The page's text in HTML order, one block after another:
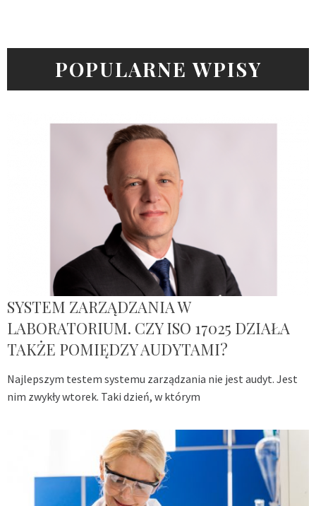
POPULARNE WPISY
SYSTEM ZARZĄDZANIA W
LABORATORIUM. CZY ISO 17025 DZIAŁA
TAKŻE POMIĘDZY AUDYTAMI?
Najlepszym testem systemu zarządzania nie jest audyt. Jest
nim zwykły wtorek. Taki dzień, w którym